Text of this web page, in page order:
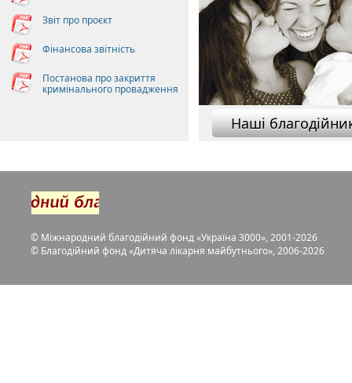
Звіт про проєкт
Фінансова звітність
Постанова про закриття
кримінального провадження
Нашi
© Міжнародний благодійний фонд «Україна 3000», 2001-2026
© Благодійний фонд «Дитяча лікарня майбутнього», 2006-2026